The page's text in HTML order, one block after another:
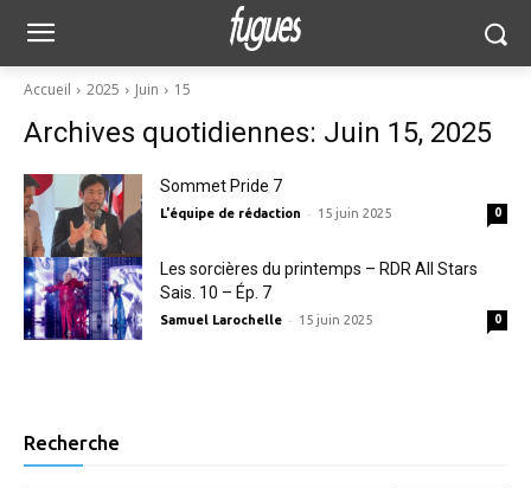
Accueil 2025 Juin 15
Archives quotidiennes: Juin 15, 2025
Sommet Pride 7
L'équipe de rédaction - 15 juin 2025 0
Les sorcières du printemps – RDR All Stars
Sais. 10 – Ép. 7
Samuel Larochelle - 15 juin 2025 0
Recherche